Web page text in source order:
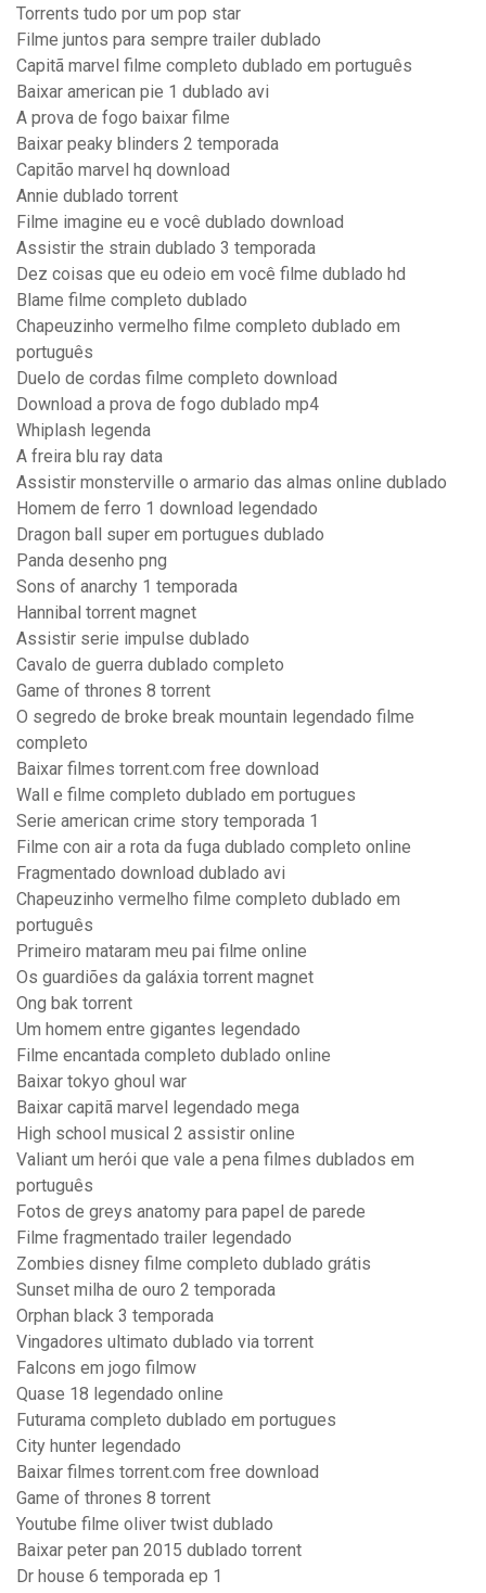
Torrents tudo por um pop star
Filme juntos para sempre trailer dublado
Capitã marvel filme completo dublado em português
Baixar american pie 1 dublado avi
A prova de fogo baixar filme
Baixar peaky blinders 2 temporada
Capitão marvel hq download
Annie dublado torrent
Filme imagine eu e você dublado download
Assistir the strain dublado 3 temporada
Dez coisas que eu odeio em você filme dublado hd
Blame filme completo dublado
Chapeuzinho vermelho filme completo dublado em
português
Duelo de cordas filme completo download
Download a prova de fogo dublado mp4
Whiplash legenda
A freira blu ray data
Assistir monsterville o armario das almas online dublado
Homem de ferro 1 download legendado
Dragon ball super em portugues dublado
Panda desenho png
Sons of anarchy 1 temporada
Hannibal torrent magnet
Assistir serie impulse dublado
Cavalo de guerra dublado completo
Game of thrones 8 torrent
O segredo de broke break mountain legendado filme
completo
Baixar filmes torrent.com free download
Wall e filme completo dublado em portugues
Serie american crime story temporada 1
Filme con air a rota da fuga dublado completo online
Fragmentado download dublado avi
Chapeuzinho vermelho filme completo dublado em
português
Primeiro mataram meu pai filme online
Os guardiões da galáxia torrent magnet
Ong bak torrent
Um homem entre gigantes legendado
Filme encantada completo dublado online
Baixar tokyo ghoul war
Baixar capitã marvel legendado mega
High school musical 2 assistir online
Valiant um herói que vale a pena filmes dublados em
português
Fotos de greys anatomy para papel de parede
Filme fragmentado trailer legendado
Zombies disney filme completo dublado grátis
Sunset milha de ouro 2 temporada
Orphan black 3 temporada
Vingadores ultimato dublado via torrent
Falcons em jogo filmow
Quase 18 legendado online
Futurama completo dublado em portugues
City hunter legendado
Baixar filmes torrent.com free download
Game of thrones 8 torrent
Youtube filme oliver twist dublado
Baixar peter pan 2015 dublado torrent
Dr house 6 temporada ep 1